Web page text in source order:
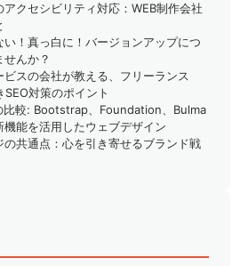
クセシビリティ対応：WEB制作会社
！真っ白に！バージョンアップにつ
んか？
ビスの会社が教える、フリーランス
対策のポイント
比較: Bootstrap、Foundation、Bulma
能を活用したウェブデザイン
の共通点：心を引き寄せるブランド戦